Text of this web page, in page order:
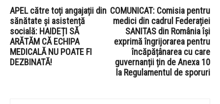
APEL către toți angajații din
sănătate și asistență
socială: HAIDEȚI SĂ
ARĂTĂM CĂ ECHIPA
MEDICALĂ NU POATE FI
DEZBINATĂ!
COMUNICAT: Comisia pentru
medici din cadrul Federației
SANITAS din România își
exprimă îngrijorarea pentru
încăpățânarea cu care
guvernanții țin de Anexa 10
la Regulamentul de sporuri